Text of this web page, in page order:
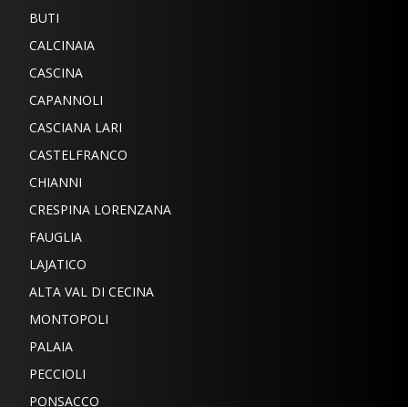
BUTI
CALCINAIA
CASCINA
CAPANNOLI
CASCIANA LARI
CASTELFRANCO
CHIANNI
CRESPINA LORENZANA
FAUGLIA
LAJATICO
ALTA VAL DI CECINA
MONTOPOLI
PALAIA
PECCIOLI
PONSACCO